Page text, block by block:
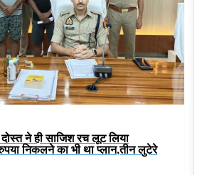
ने ही साजिश रच लूट लिया
निकलने का भी था प्लान,तीन लुटेरे